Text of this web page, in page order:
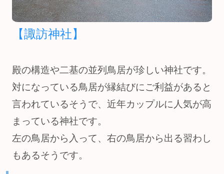
【諏訪神社】
殿の構造や二基の並列鳥居が珍しい神社です。
対になっている鳥居が縁結びにご利益があると
言われているそうで、近年カップルに人気が高
まっている神社です。
左の鳥居から入って、右の鳥居から出る習わし
もあるそうです。